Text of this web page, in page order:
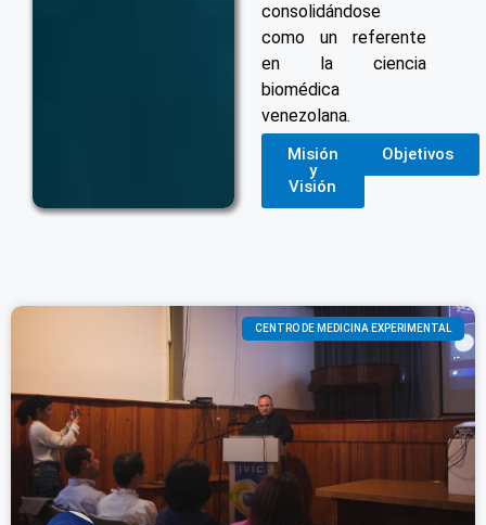
consolidándose
como un referente
en la ciencia
biomédica
venezolana.
Misión
y
Visión
Objetivos
CENTRO DE MEDICINA EXPERIMENTAL